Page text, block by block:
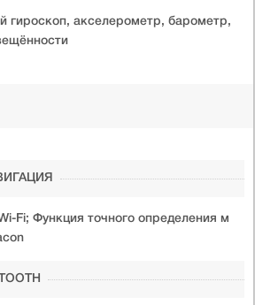
гироскоп, акселерометр, барометр,
Fi; Функция точного определения м